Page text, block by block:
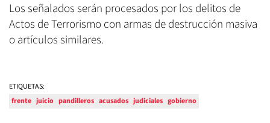
Los señalados serán procesados por los delitos de
Actos de Terrorismo con armas de destrucción masiva
o artículos similares.
ETIQUETAS:
frente juicio pandilleros acusados judiciales gobierno